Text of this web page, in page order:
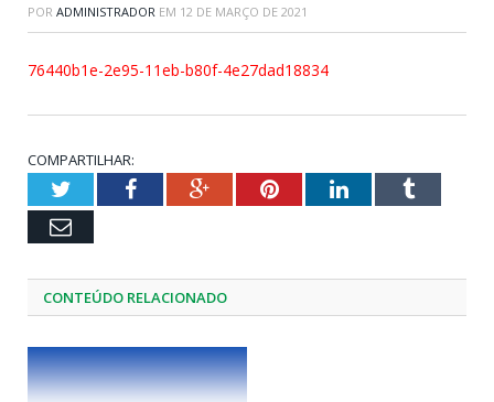
POR ADMINISTRADOR EM 12 DE MARÇO DE 2021
76440b1e-2e95-11eb-b80f-4e27dad18834
COMPARTILHAR:
TwitterFacebookGoogle+PinterestLinkedInTumblr
Email
CONTEÚDO RELACIONADO